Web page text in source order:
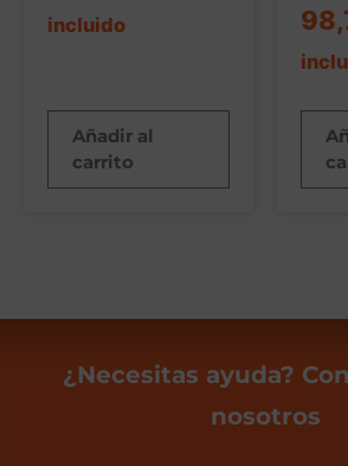
incluido
Añadir al
carrito
¿Necesitas ayuda?
nosotros